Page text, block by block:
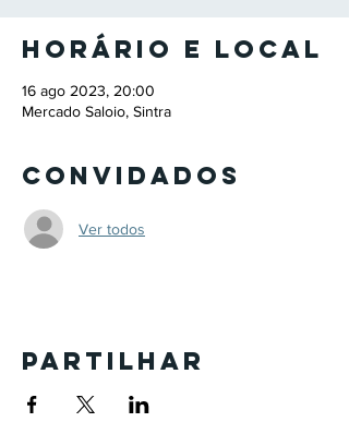
Horário e local
16 ago 2023, 20:00
Mercado Saloio, Sintra
Convidados
Ver todos
Partilhar